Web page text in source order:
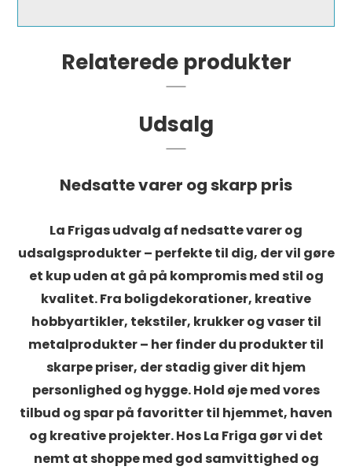
Relaterede produkter
Udsalg
Nedsatte varer og skarp pris
La Frigas udvalg af nedsatte varer og
udsalgsprodukter – perfekte til dig, der vil gøre
et kup uden at gå på kompromis med stil og
kvalitet. Fra boligdekorationer, kreative
hobbyartikler, tekstiler, krukker og vaser til
metalprodukter – her finder du produkter til
skarpe priser, der stadig giver dit hjem
personlighed og hygge. Hold øje med vores
tilbud og spar på favoritter til hjemmet, haven
og kreative projekter. Hos La Friga gør vi det
nemt at shoppe med god samvittighed og